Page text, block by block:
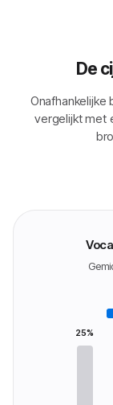
De
vergelijkt met
25%